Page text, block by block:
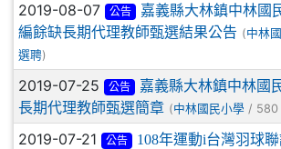
2019-08-07 公告
嘉義縣大林鎮中林國
編餘缺長期代理教師甄選結果公告 (中林
選聘)
2019-07-25 公告
嘉義縣大林鎮中林國
長期代理教師甄選簡章 (中林國民小學 / 580
2019-07-21 公告
108年運動i台灣羽球